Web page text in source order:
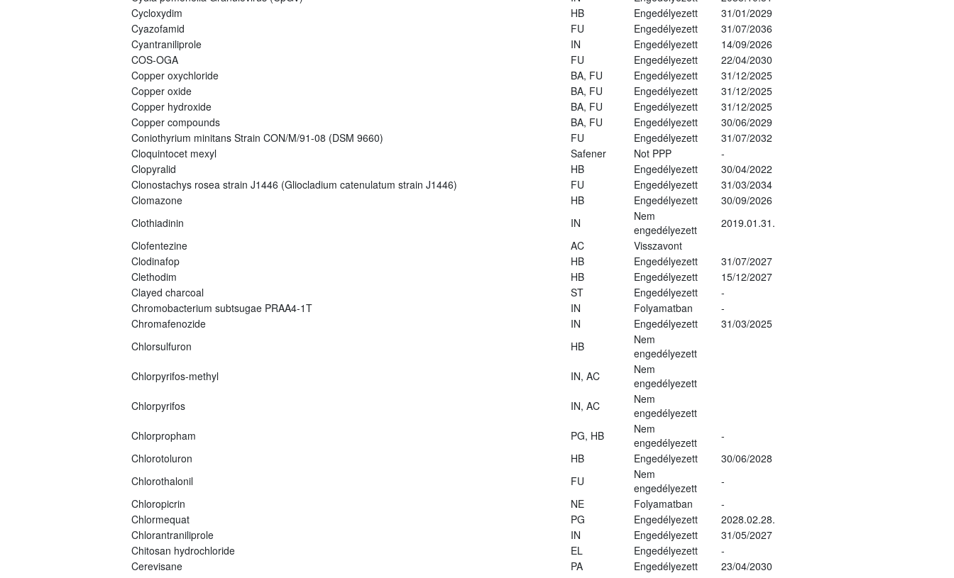
Cycloxydim
HB Engedélyezett
31/01/2029
Cyazofamid
FU Engedélyezett
31/07/2036
Cyantraniliprole
IN Engedélyezett
14/09/2026
COS-OGA
FU Engedélyezett
22/04/2030
Copper oxychloride
BA, FU Engedélyezett
31/12/2025
Copper oxide
BA, FU Engedélyezett
31/12/2025
Copper hydroxide
BA, FU Engedélyezett
31/12/2025
Copper compounds
BA, FU Engedélyezett
30/06/2029
Coniothyrium minitans Strain CON/M/91-08 (DSM 9660)
FU Engedélyezett
31/07/2032
Cloquintocet mexyl
Safener Not PPP
-
Clopyralid
HB Engedélyezett
30/04/2022
Clonostachys rosea strain J1446 (Gliocladium catenulatum strain J1446)
FU Engedélyezett
31/03/2034
Clomazone
HB Engedélyezett
30/09/2026
Clothiadinin
IN
Nem
engedélyezett
2019.01.31.
Clofentezine
AC
Visszavont
Clodinafop
HB Engedélyezett
31/07/2027
Clethodim
HB Engedélyezett
15/12/2027
Clayed charcoal
ST Engedélyezett
-
Chromobacterium subtsugae PRAA4-1T
IN Folyamatban
-
Chromafenozide
IN Engedélyezett
31/03/2025
Chlorsulfuron
HB
Nem
engedélyezett
Chlorpyrifos-methyl
IN, AC
Nem
engedélyezett
Chlorpyrifos
IN, AC
Nem
engedélyezett
Chlorpropham
PG, HB
Nem
engedélyezett
-
Chlorotoluron
HB Engedélyezett
30/06/2028
Chlorothalonil
FU
Nem
engedélyezett
-
Chloropicrin
NE Folyamatban
-
Chlormequat
PG Engedélyezett
2028.02.28.
Chlorantraniliprole
IN Engedélyezett
31/05/2027
Chitosan hydrochloride
EL Engedélyezett
-
Cerevisane
PA Engedélyezett
23/04/2030